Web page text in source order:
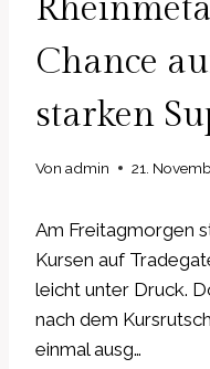
Chance
starken
Von admin 21.
Am Freitagmorgen
Kursen auf
leicht unter Druck.
nach dem
einmal ausg…